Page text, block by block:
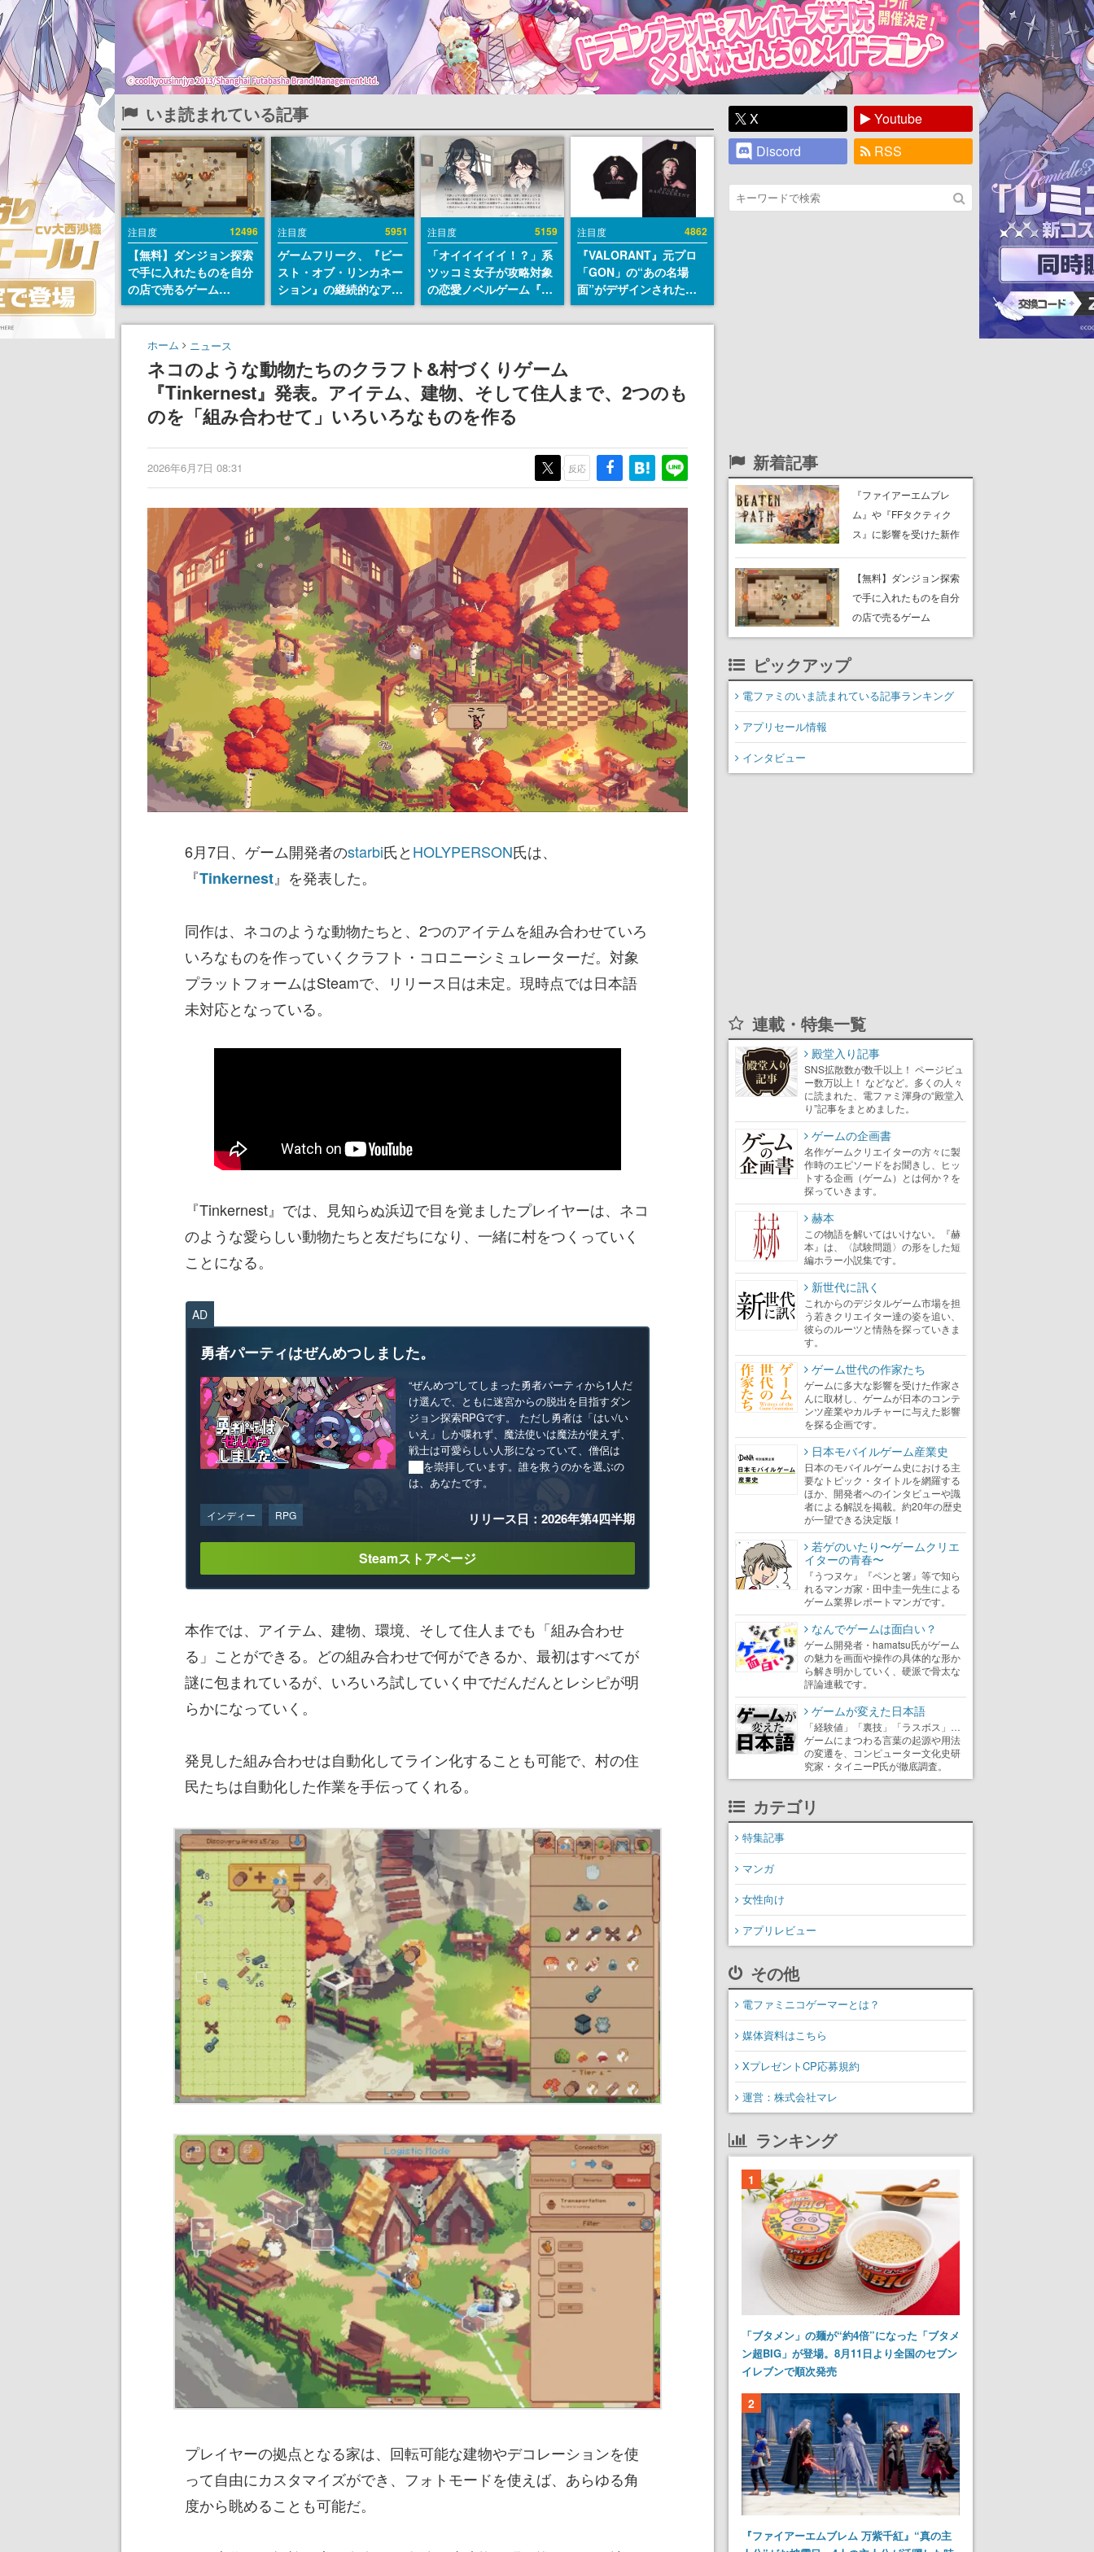
いま読まれている記事
注目度 12496
【無料】ダンジョン探索
で手に入れたものを自分
の店で売るゲーム
『Moonlighter』が
Steamにて無料配布中！
続編『Moonlighter 2』
の9月2日正式リリースを
記念したキャンペーン
注目度 5951
ゲームフリーク、『ビー
スト・オブ・リンカネー
ション』の継続的なアプ
デ方針を表明。ユーザー
からの意見を真摯に受け
チは約1週間以内に配信
される予定
注目度 5159
「オイイイイイ！？」系
ツッコミ女子が攻略対象
の恋愛ノベルゲーム『美
術部カノジョ』Steamス
トアページが公開。「お
ー？＾＾」暗黒微笑の夢
女子や、萌え声不思議ち
ゃん女子と青春を謳歌
注目度 4862
『VALORANT』元プロ
「GON」の“あの名場
面”がデザインされた新
作グッズが本日8月5日よ
り期間限定で発売。Tシ
たグッズの再販も
ホーム ニュース
ネコのような動物たちのクラフト&村づくりゲーム
『Tinkernest』発表。アイテム、建物、そして住人まで、2つのも
のを「組み合わせて」いろいろなものを作る
2026年6月7日 08:31 反応
6月7日、ゲーム開発者のstarbi氏とHOLYPERSON氏は、
『Tinkernest』を発表した。
同作は、ネコのような動物たちと、2つのアイテムを組み合わせていろ
いろなものを作っていくクラフト・コロニーシミュレーターだ。対象
プラットフォームはSteamで、リリース日は未定。現時点では日本語
未対応となっている。
『Tinkernest』では、見知らぬ浜辺で目を覚ましたプレイヤーは、ネコ
のような愛らしい動物たちと友だちになり、一緒に村をつくっていく
ことになる。
AD
勇者パーティはぜんめつしました。
“ぜんめつ”してしまった勇者パーティから1人だ
け選んで、ともに迷宮からの脱出を目指すダン
ジョン探索RPGです。 ただし勇者は「はい/い
いえ」しか喋れず、魔法使いは魔法が使えず、
戦士は可愛らしい人形になっていて、僧侶は
██を崇拝しています。誰を救うのかを選ぶの
は、あなたです。
インディー RPG リリース日：2026年第4四半期
Steamストアページ
本作では、アイテム、建物、環境、そして住人までも「組み合わせ
る」ことができる。どの組み合わせで何ができるか、最初はすべてが
謎に包まれているが、いろいろ試していく中でだんだんとレシピが明
らかになっていく。
発見した組み合わせは自動化してライン化することも可能で、村の住
民たちは自動化した作業を手伝ってくれる。
プレイヤーの拠点となる家は、回転可能な建物やデコレーションを使
って自由にカスタマイズができ、フォトモードを使えば、あらゆる角
度から眺めることも可能だ。
X
Youtube
Discord
RSS
新着記事
『ファイアーエムブレ
ム』や『FFタクティク
ス』に影響を受けた新作
Path』2027年に発売へ。
PC（Steam）、PS5、
Xbox、Switch向けにリリ
【無料】ダンジョン探索
で手に入れたものを自分
の店で売るゲーム
『Moonlighter』がSteam
日正式リリースを記念し
たキャンペーン
ピックアップ
電ファミのいま読まれている記事ランキング
アプリセール情報
インタビュー
連載・特集一覧
殿堂入り記事
SNS拡散数が数千以上！ ページビュ
ー数万以上！ などなど。多くの人々
に読まれた、電ファミ渾身の“殿堂入
り”記事をまとめました。
ゲームの企画書
名作ゲームクリエイターの方々に製
作時のエピソードをお聞きし、ヒッ
トする企画（ゲーム）とは何か？を
探っていきます。
赫本
この物語を解いてはいけない。『赫
本』は、〈試験問題〉の形をした短
編ホラー小説集です。
新世代に訊く
これからのデジタルゲーム市場を担
う若きクリエイター達の姿を追い、
彼らのルーツと情熱を探っていきま
す。
ゲーム世代の作家たち
ゲームに多大な影響を受けた作家さ
んに取材し、ゲームが日本のコンテ
ンツ産業やカルチャーに与えた影響
を探る企画です。
日本モバイルゲーム産業史
日本のモバイルゲーム史における主
要なトピック・タイトルを網羅する
ほか、開発者へのインタビューや識
者による解説を掲載。約20年の歴史
が一望できる決定版！
若ゲのいたり〜ゲームクリエ
イターの青春〜
『うつヌケ』『ペンと箸』等で知ら
れるマンガ家・田中圭一先生による
ゲーム業界レポートマンガです。
なんでゲームは面白い？
ゲーム開発者・hamatsu氏がゲーム
の魅力を画面や操作の具体的な形か
ら解き明かしていく、硬派で骨太な
評論連載です。
ゲームが変えた日本語
「経験値」「裏技」「ラスボス」…
ゲームにまつわる言葉の起源や用法
の変遷を、コンピューター文化史研
究家・タイニーP氏が徹底調査。
カテゴリ
特集記事
マンガ
女性向け
アプリレビュー
その他
電ファミニコゲーマーとは？
媒体資料はこちら
XプレゼントCP応募規約
運営：株式会社マレ
ランキング
1
「ブタメン」の麺が“約4倍”になった「ブタメ
ン超BIG」が登場。8月11日より全国のセブン
イレブンで順次発売
2
『ファイアーエムブレム 万紫千紅』“真の主